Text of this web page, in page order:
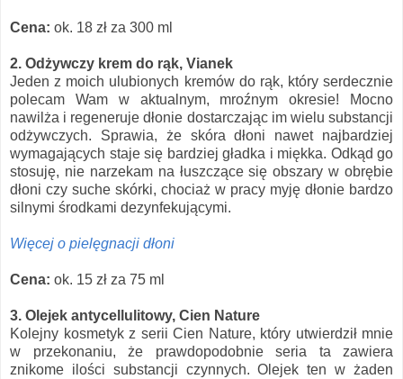
Cena: ok. 18 zł za 300 ml
2. Odżywczy krem do rąk, Vianek
Jeden z moich ulubionych kremów do rąk, który serdecznie
polecam Wam w aktualnym, mroźnym okresie! Mocno
nawilża i regeneruje dłonie dostarczając im wielu substancji
odżywczych. Sprawia, że skóra dłoni nawet najbardziej
wymagających staje się bardziej gładka i miękka. Odkąd go
stosuję, nie narzekam na łuszczące się obszary w obrębie
dłoni czy suche skórki, chociaż w pracy myję dłonie bardzo
silnymi środkami dezynfekującymi.
Więcej o pielęgnacji dłoni
Cena: ok. 15 zł za 75 ml
3. Olejek antycellulitowy, Cien Nature
Kolejny kosmetyk z serii Cien Nature, który utwierdził mnie
w przekonaniu, że prawdopodobnie seria ta zawiera
znikome ilości substancji czynnych. Olejek ten w żaden